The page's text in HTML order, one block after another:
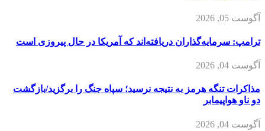
آگوست 05, 2026
ترامپ: سرمایه‌گذاران دریافته‌اند که آمریکا در حال پیروزی است
آگوست 04, 2026
مذاکرات تنگه هرمز به نتیجه نرسید؛ سپاه جنگ را برگزید/بازگشت
دو ناو هواپیمابر
آگوست 04, 2026